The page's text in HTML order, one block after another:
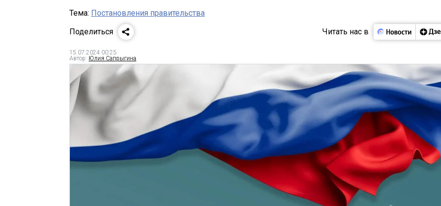
Тема: Постановления правительства
Поделиться
Читать нас в
15.07.2024 00:25
Автор: Юлия Сапрыгина